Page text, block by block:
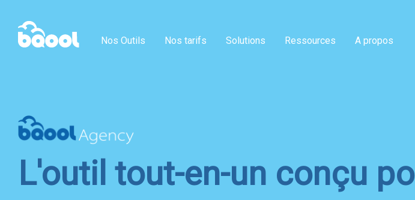
Nos Outils Nos tarifs Solutions Ressources A propos
L'outil tout-en-un conçu